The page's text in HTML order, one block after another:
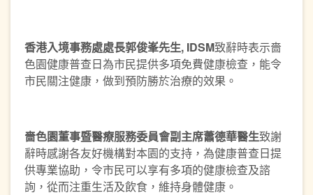
香港入境事務處處長郭俊峯先生, IDSM致辭時表示嗇
色園健康普查日為市民提供多項免費健康檢查，能令
市民關注健康，做到預防勝於治療的效果。
嗇色園董事暨醫療服務委員會副主席蕭德華醫生致謝
辭時感謝各友好機構對本園的支持，為健康普查日提
供專業協助，令市民可以享有多項的健康檢查及諮
詢，從而注重生活及飲食，維持身體健康。